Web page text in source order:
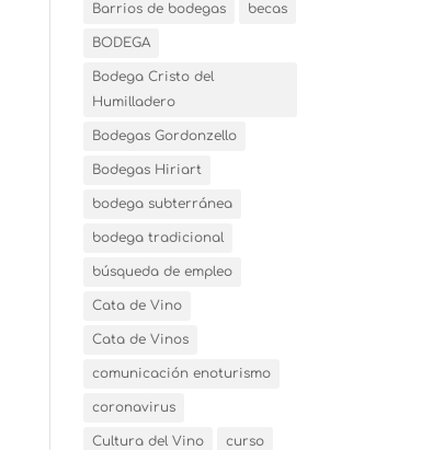
Barrios de bodegas becas
BODEGA
Bodega Cristo del
Humilladero
Bodegas Gordonzello
Bodegas Hiriart
bodega subterránea
bodega tradicional
búsqueda de empleo
Cata de Vino
Cata de Vinos
comunicación enoturismo
coronavirus
Cultura del Vino curso